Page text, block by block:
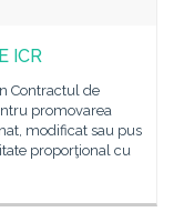
ICR
Contractul de
promovarea
modificat sau pus
proporţional cu